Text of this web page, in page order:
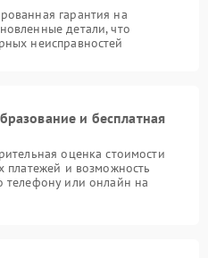
гарантия на
детали, что
неисправностей
и бесплатная
оценка стоимости
платежей и возможность
телефону или онлайн на